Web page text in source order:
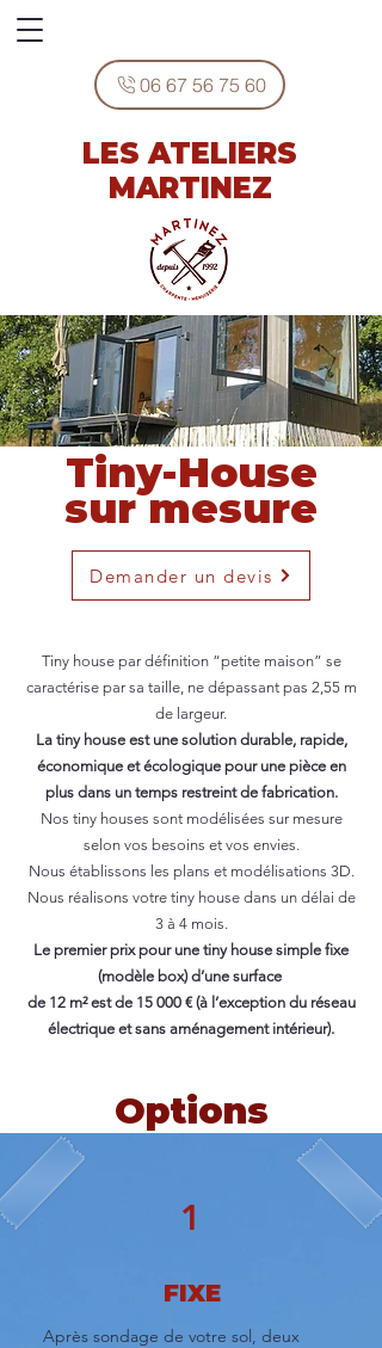
06 67 56 75 60
LES ATELIERS
MARTINEZ
Tiny-House
sur mesure
Demander un devis
Tiny house par définition “petite maison” se
caractérise par sa taille, ne dépassant pas 2,55 m
de largeur.
La tiny house est une solution durable, rapide,
économique et écologique pour une pièce en
plus dans un temps restreint de fabrication.
Nos tiny houses sont modélisées sur mesure
selon vos besoins et vos envies.
Nous établissons les plans et modélisations 3D.
Nous réalisons votre tiny house dans un délai de
3 à 4 mois.
Le premier prix pour une tiny house simple fixe
(modèle box) d’une surface
de 12 m² est de 15 000 € (à l’exception du réseau
électrique et sans aménagement intérieur).
Options
1
FIXE
Après sondage de votre sol, deux